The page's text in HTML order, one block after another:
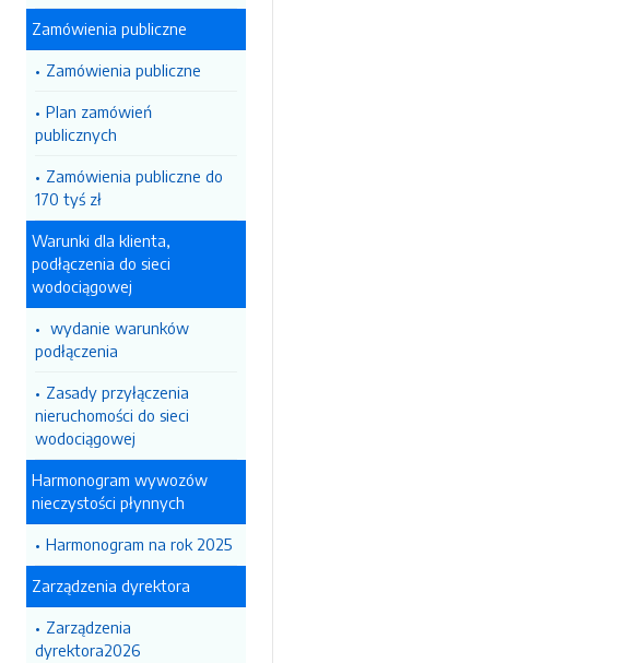
Zamówienia publiczne
Zamówienia publiczne
Plan zamówień
publicznych
Zamówienia publiczne do
170 tyś zł
Warunki dla klienta,
podłączenia do sieci
wodociągowej
wydanie warunków
podłączenia
Zasady przyłączenia
nieruchomości do sieci
wodociągowej
Harmonogram wywozów
nieczystości płynnych
Harmonogram na rok 2025
Zarządzenia dyrektora
Zarządzenia
dyrektora2026